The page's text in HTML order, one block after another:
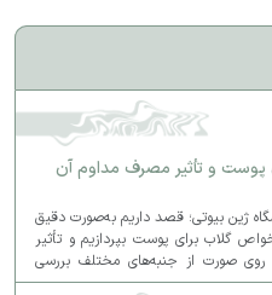
و تأثیر مصرف مداوم آن
ژین بیوتی؛ قصد داریم به‌صورت دقیق
گلاب برای پوست بپردازیم و تأثیر
صورت از جنبه‌های مختلف بررسی